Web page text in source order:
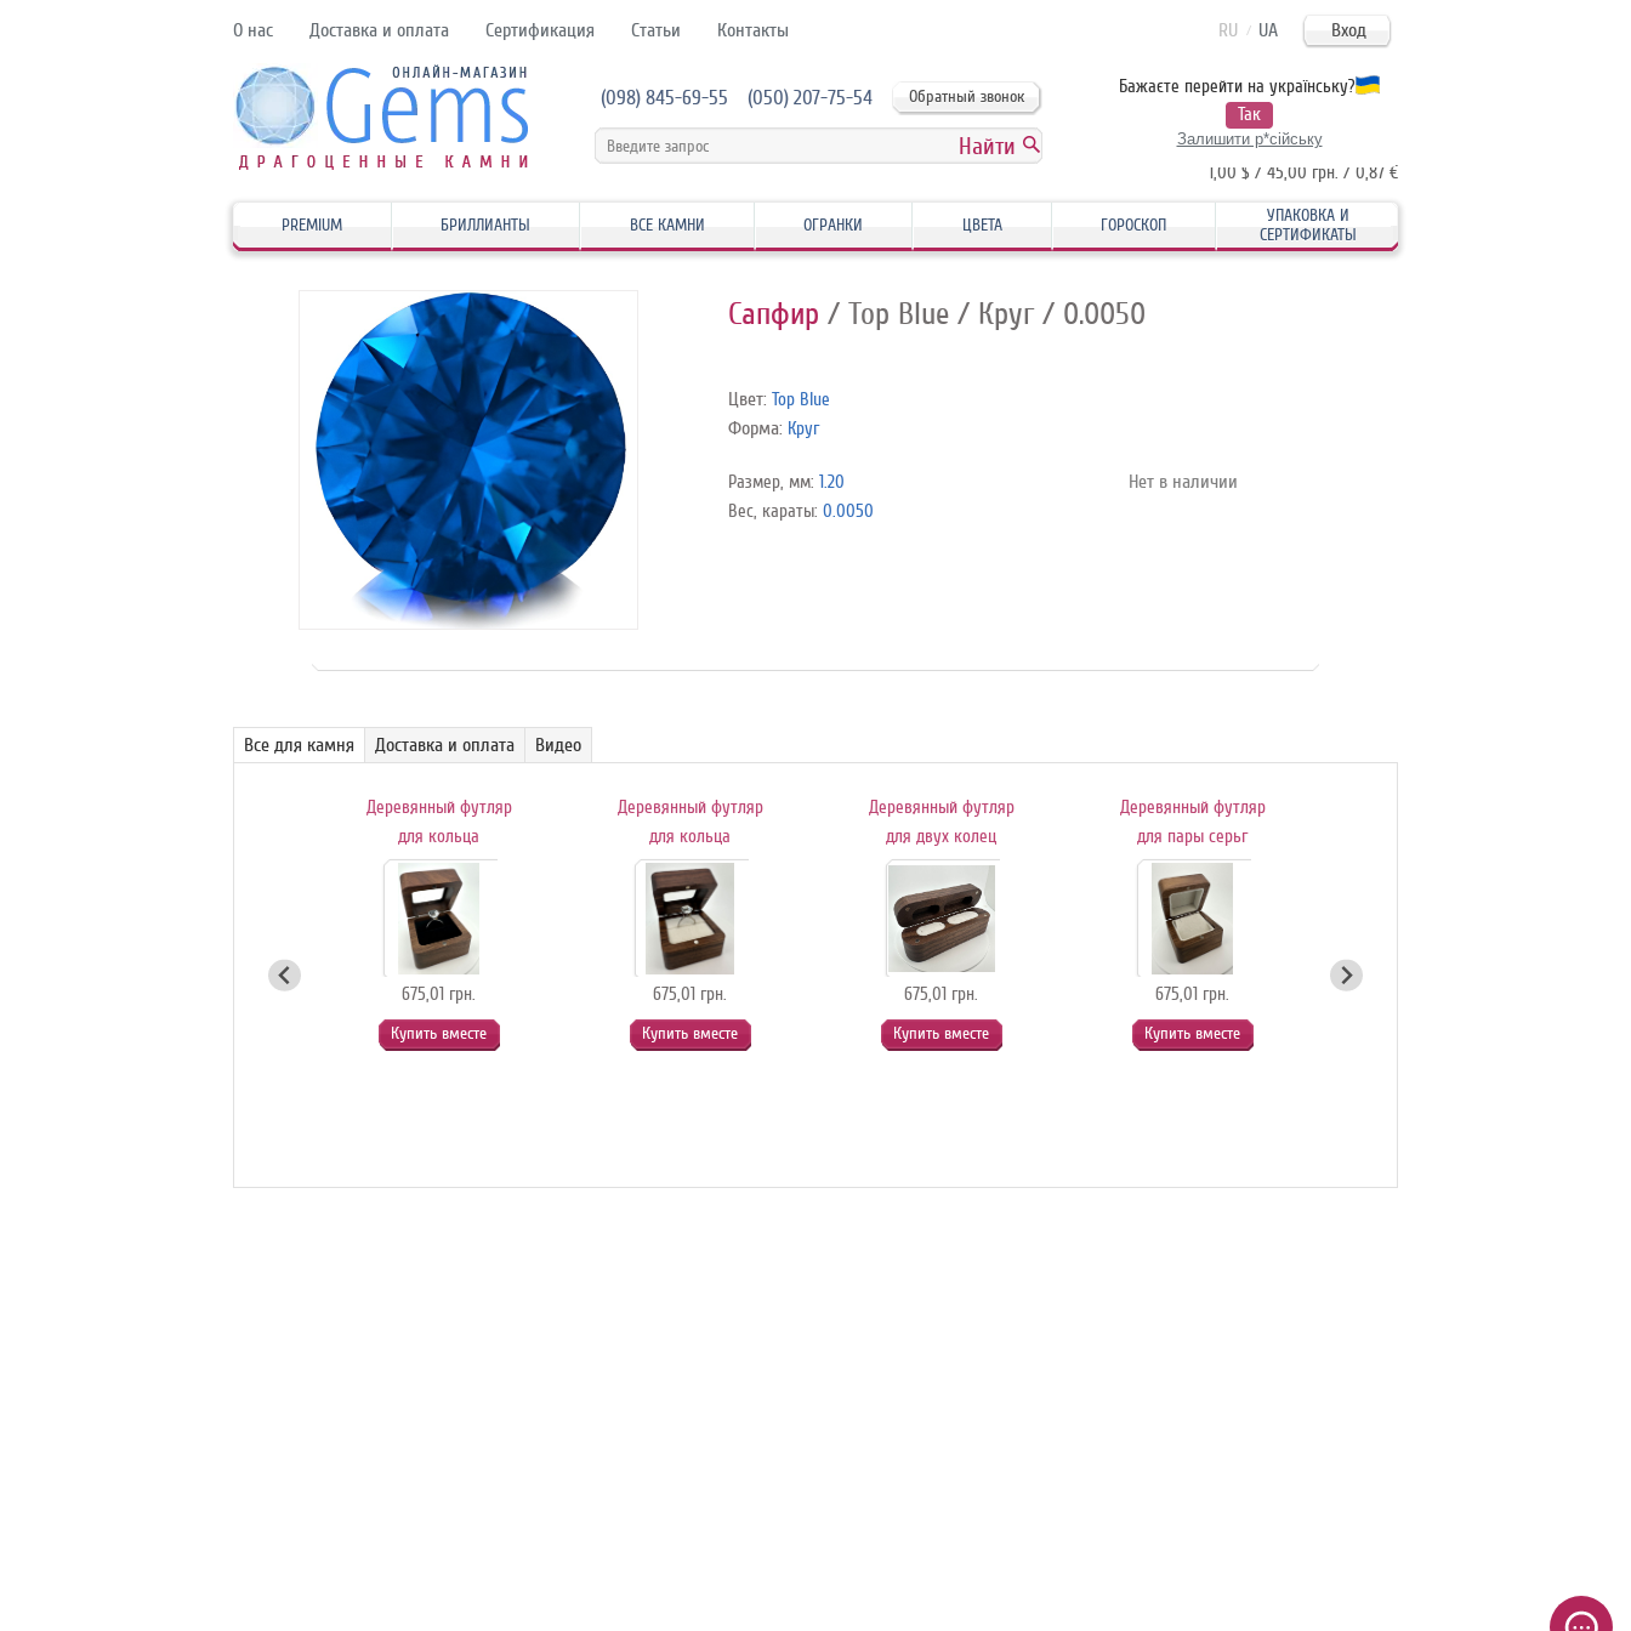
Бажаєте перейти на українську?
Так
Залишити р*сійську
О нас Доставка и оплата Сертификация Статьи Контакты RU / UA Вход
(098) 845-69-55 (050) 207-75-54 Обратный звонок Моя корзина:пуста
USD/UAH
1,00 $ / 45,00 грн. / 0,87 €
PREMIUM БРИЛЛИАНТЫ ВСЕ КАМНИ ОГРАНКИ ЦВЕТА ГОРОСКОП
УПАКОВКА И
СЕРТИФИКАТЫ
Сапфир / Top Blue / Круг / 0.0050
Цвет:Top Blue
Форма: Круг
Размер, мм:1.20
Вес, караты:0.0050
Нет в наличии
Все для камня Доставка и оплата Видео
Деревянный футляр
для кольца
675,01 грн.
Купить вместе
Деревянный футляр
для кольца
675,01 грн.
Купить вместе
Деревянный футляр
для двух колец
675,01 грн.
Купить вместе
Деревянный футляр
для пары серьг
675,01 грн.
Купить вместе